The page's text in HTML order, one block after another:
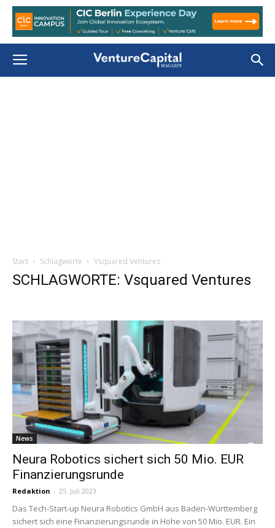
Start Schlagworte Vsquared Ventures
SCHLAGWORTE: Vsquared Ventures
News
Neura Robotics sichert sich 50 Mio. EUR
Finanzierungsrunde
Redaktion - 25. Juli 2023
Das Tech-Start-up Neura Robotics GmbH aus Baden-Württemberg
sichert sich eine Finanzierungsrunde in Höhe von 50 Mio. EUR. Ein